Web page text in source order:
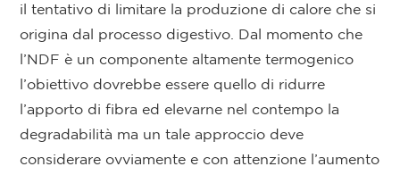
il tentativo di limitare la produzione di calore che si
origina dal processo digestivo. Dal momento che
l’NDF è un componente altamente termogenico
l’obiettivo dovrebbe essere quello di ridurre
l’apporto di fibra ed elevarne nel contempo la
degradabilità ma un tale approccio deve
considerare ovviamente e con attenzione l’aumento